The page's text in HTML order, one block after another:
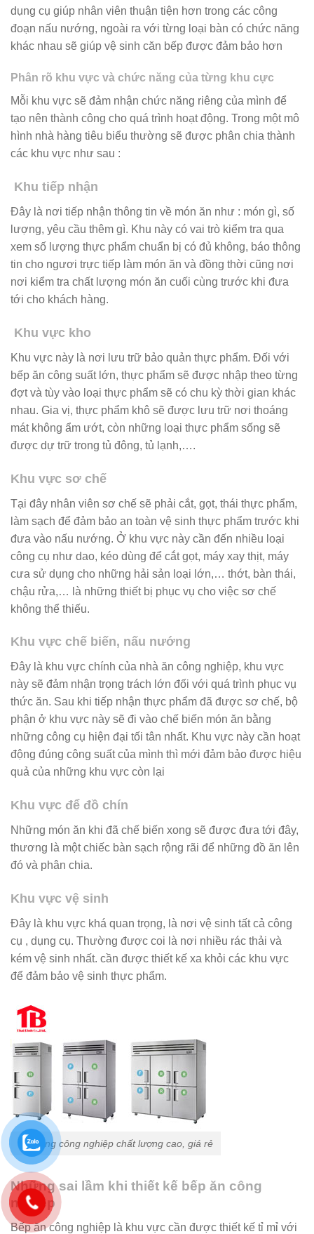
dụng cụ giúp nhân viên thuận tiện hơn trong các công
đoạn nấu nướng, ngoài ra với từng loại bàn có chức năng
khác nhau sẽ giúp vệ sinh căn bếp được đảm bảo hơn
Phân rõ khu vực và chức năng của từng khu cực
Mỗi khu vực sẽ đảm nhận chức năng riêng của mình để
tạo nên thành công cho quá trình hoạt động. Trong một mô
hình nhà hàng tiêu biểu thường sẽ được phân chia thành
các khu vực như sau :
Khu tiếp nhận
Đây là nơi tiếp nhận thông tin về món ăn như : món gì, số
lượng, yêu cầu thêm gì. Khu này có vai trò kiểm tra qua
xem số lượng thực phẩm chuẩn bị có đủ không, báo thông
tin cho ngươi trực tiếp làm món ăn và đồng thời cũng nơi
nơi kiểm tra chất lượng món ăn cuối cùng trước khi đưa
tới cho khách hàng.
Khu vực kho
Khu vực này là nơi lưu trữ bảo quản thực phẩm. Đối với
bếp ăn công suất lớn, thực phẩm sẽ được nhập theo từng
đợt và tùy vào loại thực phẩm sẽ có chu kỳ thời gian khác
nhau. Gia vị, thực phẩm khô sẽ được lưu trữ nơi thoáng
mát không ẩm ướt, còn những loại thực phẩm sống sẽ
được dự trữ trong tủ đông, tủ lạnh,….
Khu vực sơ chế
Tại đây nhân viên sơ chế sẽ phải cắt, gọt, thái thực phẩm,
làm sạch để đảm bảo an toàn vệ sinh thực phẩm trước khi
đưa vào nấu nướng. Ở khu vực này cần đến nhiều loại
công cụ như dao, kéo dùng để cắt gọt, máy xay thịt, máy
cưa sử dụng cho những hải sản loại lớn,… thớt, bàn thái,
chậu rửa,… là những thiết bị phục vụ cho việc sơ chế
không thể thiếu.
Khu vực chế biến, nấu nướng
Đây là khu vực chính của nhà ăn công nghiệp, khu vực
này sẽ đảm nhận trọng trách lớn đối với quá trình phục vụ
thức ăn. Sau khi tiếp nhận thực phẩm đã được sơ chế, bộ
phận ở khu vực này sẽ đi vào chế biến món ăn bằng
những công cụ hiện đại tối tân nhất. Khu vực này cần hoạt
động đúng công suất của mình thì mới đảm bảo được hiệu
quả của những khu vực còn lại
Khu vực để đồ chín
Những món ăn khi đã chế biến xong sẽ được đưa tới đây,
thương là một chiếc bàn sạch rộng rãi để những đồ ăn lên
đó và phân chia.
Khu vực vệ sinh
Đây là khu vực khá quan trọng, là nơi vệ sinh tất cả công
cụ , dụng cụ. Thường được coi là nơi nhiều rác thải và
kém vệ sinh nhất. cần được thiết kế xa khỏi các khu vực
để đảm bảo vệ sinh thực phẩm.
Tủ đông công nghiệp chất lượng cao, giá rẻ
Những sai lầm khi thiết kế bếp ăn công
nghiệp
Bếp ăn công nghiệp là khu vực cần được thiết kế tỉ mỉ với